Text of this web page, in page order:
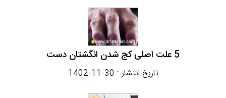
5 علت اصلی کج شدن انگشتان دست
تاریخ انتشار : 1402-11-30